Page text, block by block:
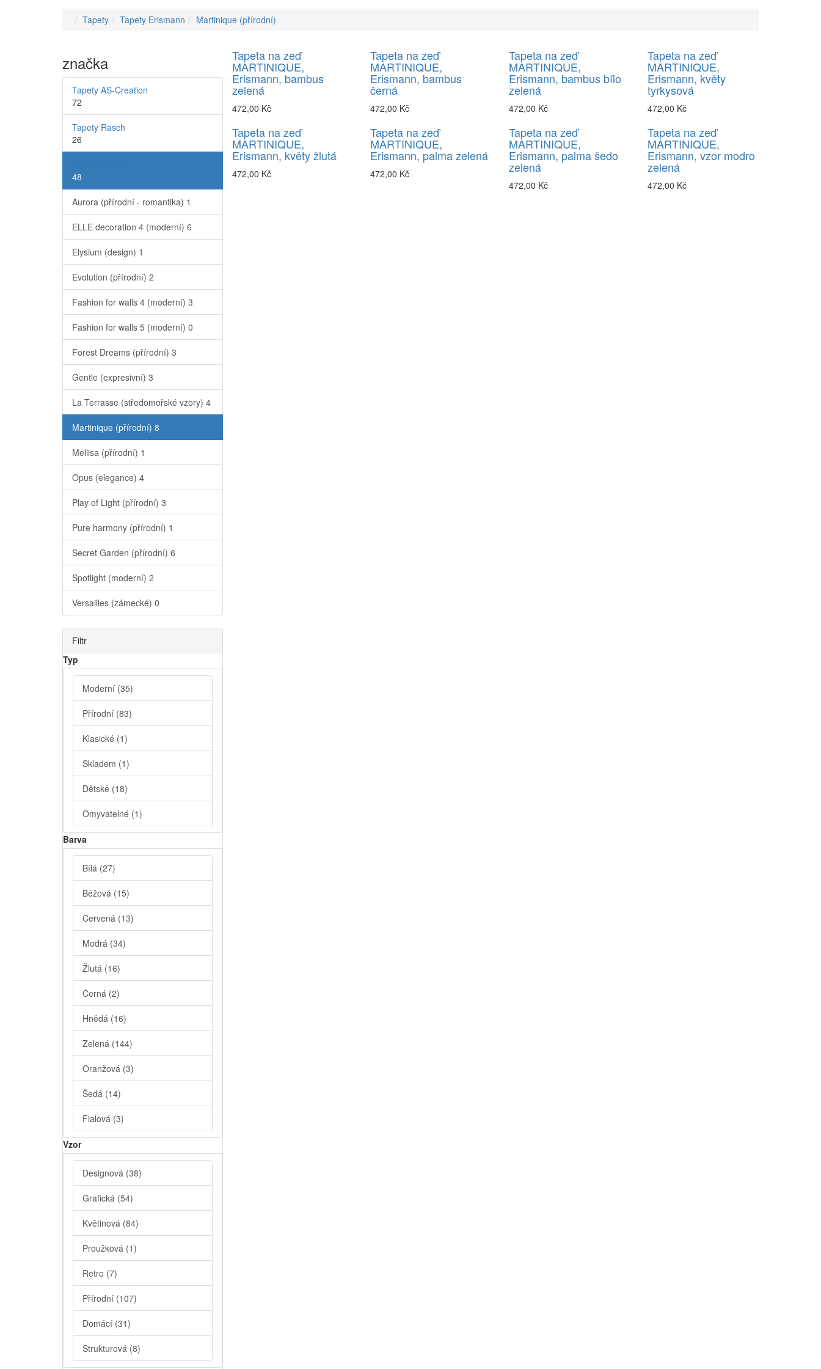
Tapety Tapety Erismann Martinique (přírodní)
značka
Tapety AS-Creation
72
Tapety Rasch
26
48
Aurora (přírodní - romantika) 1
ELLE decoration 4 (moderní) 6
Elysium (design) 1
Evolution (přírodní) 2
Fashion for walls 4 (moderní) 3
Fashion for walls 5 (moderní) 0
Forest Dreams (přírodní) 3
Gentle (expresivní) 3
La Terrasse (středomořské vzory) 4
Martinique (přírodní) 8
Mellisa (přírodní) 1
Opus (elegance) 4
Play of Light (přírodní) 3
Pure harmony (přírodní) 1
Secret Garden (přírodní) 6
Spotlight (moderní) 2
Versailles (zámecké) 0
Filtr
Typ
Moderní (35)
Přírodní (83)
Klasické (1)
Skladem (1)
Dětské (18)
Omyvatelné (1)
Barva
Bílá (27)
Béžová (15)
Červená (13)
Modrá (34)
Žlutá (16)
Černá (2)
Hnědá (16)
Zelená (144)
Oranžová (3)
Šedá (14)
Fialová (3)
Vzor
Designová (38)
Grafická (54)
Květinová (84)
Proužková (1)
Retro (7)
Přírodní (107)
Domácí (31)
Strukturová (8)
Tapeta na zeď
MARTINIQUE,
Erismann, bambus
zelená
472,00 Kč
Tapeta na zeď
MARTINIQUE,
Erismann, bambus
černá
472,00 Kč
Tapeta na zeď
MARTINIQUE,
Erismann, bambus bílo
zelená
472,00 Kč
Tapeta na zeď
MARTINIQUE,
Erismann, květy
tyrkysová
472,00 Kč
Tapeta na zeď
MARTINIQUE,
Erismann, květy žlutá
472,00 Kč
Tapeta na zeď
MARTINIQUE,
Erismann, palma zelená
472,00 Kč
Tapeta na zeď
MARTINIQUE,
Erismann, palma šedo
zelená
472,00 Kč
Tapeta na zeď
MARTINIQUE,
Erismann, vzor modro
zelená
472,00 Kč